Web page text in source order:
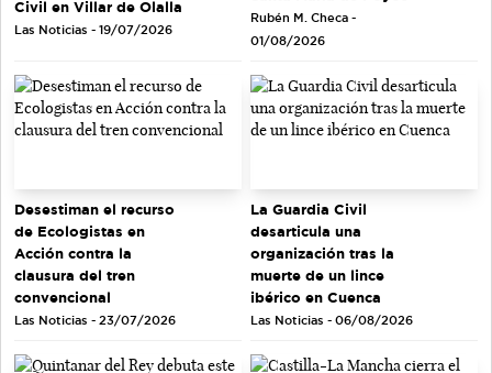
Civil en Villar de Olalla
Las Noticias - 19/07/2026
Rubén M. Checa -
01/08/2026
Desestiman el recurso
de Ecologistas en
Acción contra la
clausura del tren
convencional
Las Noticias - 23/07/2026
La Guardia Civil
desarticula una
organización tras la
muerte de un lince
ibérico en Cuenca
Las Noticias - 06/08/2026